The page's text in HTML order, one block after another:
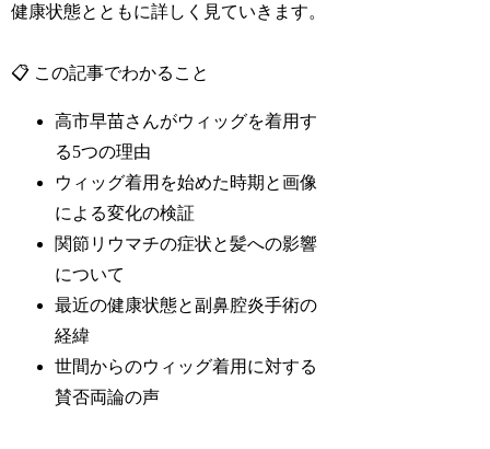
健康状態とともに詳しく見ていきます。
📋 この記事でわかること
高市早苗さんがウィッグを着用す
る5つの理由
ウィッグ着用を始めた時期と画像
による変化の検証
関節リウマチの症状と髪への影響
について
最近の健康状態と副鼻腔炎手術の
経緯
世間からのウィッグ着用に対する
賛否両論の声